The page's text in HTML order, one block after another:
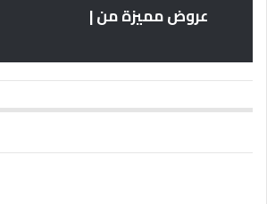
عروض مميزة من |